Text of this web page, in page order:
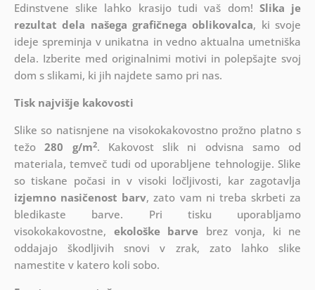
Edinstvene slike lahko krasijo tudi vaš dom! Slika je
rezultat dela našega grafičnega oblikovalca, ki svoje
ideje spreminja v unikatna in vedno aktualna umetniška
dela. Izberite med originalnimi motivi in polepšajte svoj
dom s slikami, ki jih najdete samo pri nas.
Tisk najvišje kakovosti
Slike so natisnjene na visokokakovostno prožno platno s
težo280 g/m2. Kakovost slik ni odvisna samo od
materiala, temveč tudi od uporabljene tehnologije. Slike
so tiskane počasi in v visoki ločljivosti, kar zagotavlja
izjemno nasičenost barv, zato vam ni treba skrbeti za
bledikaste barve. Pri tisku uporabljamo
visokokakovostne, ekološke barve brez vonja, ki ne
oddajajo škodljivih snovi v zrak, zato lahko slike
namestite v katero koli sobo.